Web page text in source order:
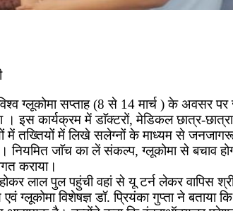
विश्व ग्लूकोमा सप्ताह (8 से 14 मार्च ) के अवसर
। इस कार्यक्रम में डाॅक्टरों, मेडिकल छात्र-
में तख्तियों में लिखे सलेग्नों के माध्यम से
जाॅच का लें संकल्प, ग्लूकोमा से बचाव
कराया।
लाल पुल पहुंची वहां से यू टर्न लेकर वापिस
विशेषज्ञ डॉ. प्रियंका गुप्ता ने बताया कि